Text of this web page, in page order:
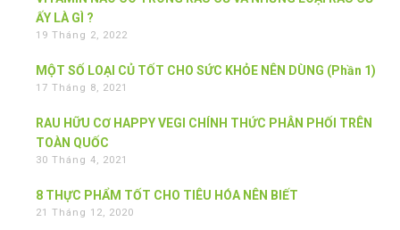
ẤY LÀ GÌ ?
19 Tháng 2, 2022
MỘT SỐ LOẠI CỦ TỐT CHO SỨC KHỎE NÊN DÙNG (Phần 1)
17 Tháng 8, 2021
RAU HỮU CƠ HAPPY VEGI CHÍNH THỨC PHÂN PHỐI TRÊN
TOÀN QUỐC
30 Tháng 4, 2021
8 THỰC PHẨM TỐT CHO TIÊU HÓA NÊN BIẾT
21 Tháng 12, 2020